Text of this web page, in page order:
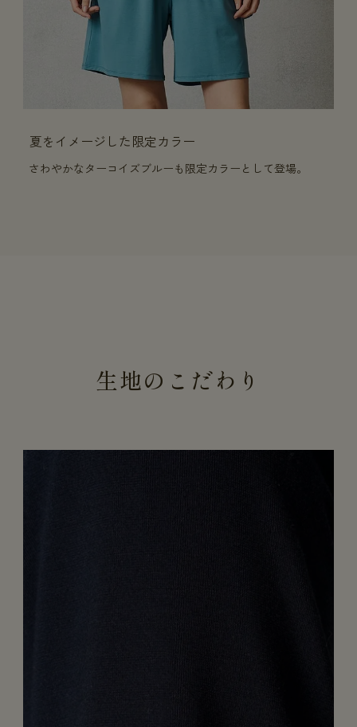
夏をイメージした限定カラー
さわやかなターコイズブルーも限定カラーとして登場。
生地のこだわり